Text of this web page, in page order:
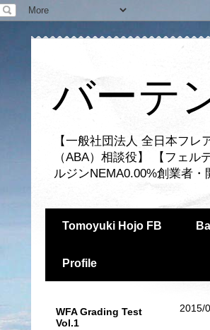
バーテ
【一般社団法人 全日本フ
（ABA）相談役】 【フェ
ルジンNEMA0.00%創業者
Tomoyuki Hojo FB
Profile
2015/
WFA Grading Test
Vol.1